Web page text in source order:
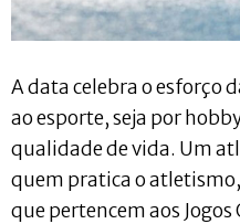
A data celebra o esforço
ao esporte, seja por
qualidade de vida. Um
quem pratica o
que pertencem aos